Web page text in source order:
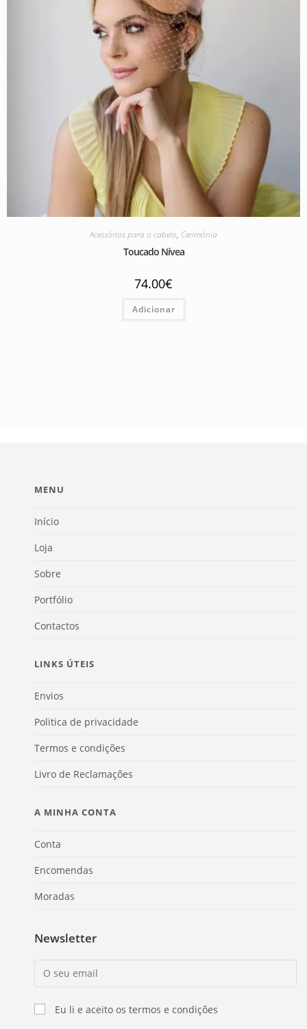
Acessórios para o cabelo, Cerimónia
Toucado Nívea
74.00€
Adicionar
MENU
Início
Loja
Sobre
Portfólio
Contactos
LINKS ÚTEIS
Envios
Politica de privacidade
Termos e condições
Livro de Reclamações
A MINHA CONTA
Conta
Encomendas
Moradas
Newsletter
Eu li e aceito os termos e condições